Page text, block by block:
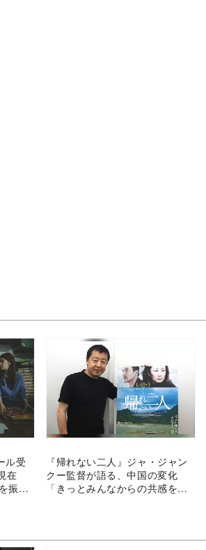
ル受
在
振り
『帰れない二人』ジャ・ジャン
クー監督が語る、中国の変化
「きっとみんなからの共感を得